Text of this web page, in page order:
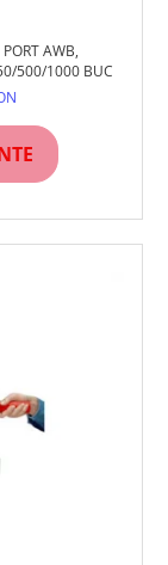
AWB,
500/1000 BUC